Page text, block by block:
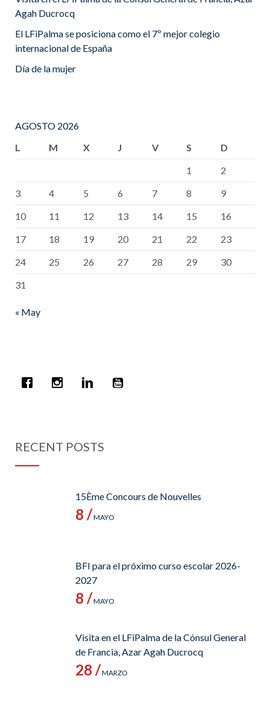
Agah Ducrocq
El LFiPalma se posiciona como el 7º mejor colegio
internacional de España
Día de la mujer
AGOSTO 2026
L
M X J V S
D
1
2
3
4 5 6 7 8
9
10
11 12 13 14 15
16
17
18 19 20 21 22
23
24
25 26 27 28 29
30
31
« May
RECENT POSTS
15Ème Concours de Nouvelles
8 /MAYO
BFI para el próximo curso escolar 2026-
2027
8 /MAYO
Visita en el LFiPalma de la Cónsul General
de Francia, Azar Agah Ducrocq
28 /MARZO